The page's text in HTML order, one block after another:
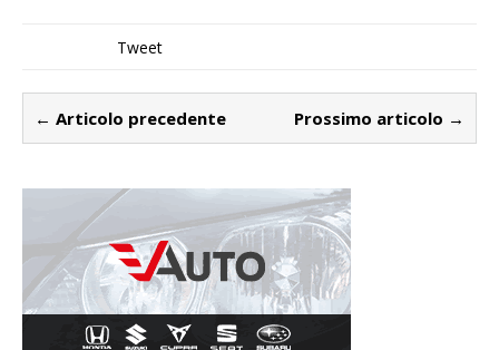
Tweet
← Articolo precedente Prossimo articolo →